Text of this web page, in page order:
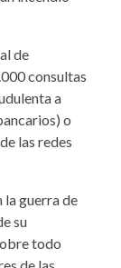
de
consultas
a
o
las redes
la guerra de
su
todo